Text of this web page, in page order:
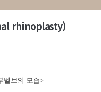
rhinoplasty)
벨브의 모습>